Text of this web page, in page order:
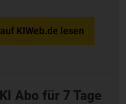
KIWeb.de lesen
Abo für 7 Tage